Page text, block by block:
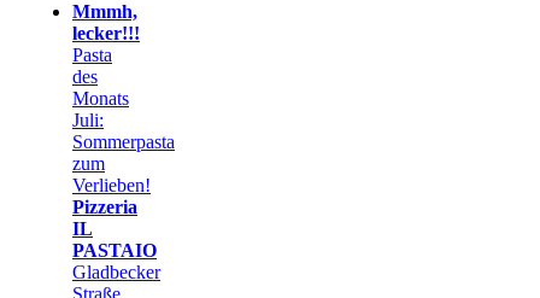
Mmmh,
lecker!!!
Pasta
des
Monats
Juli:
Sommerpasta
zum
Verlieben!
Pizzeria
IL
PASTAIO
Gladbecker
Straße